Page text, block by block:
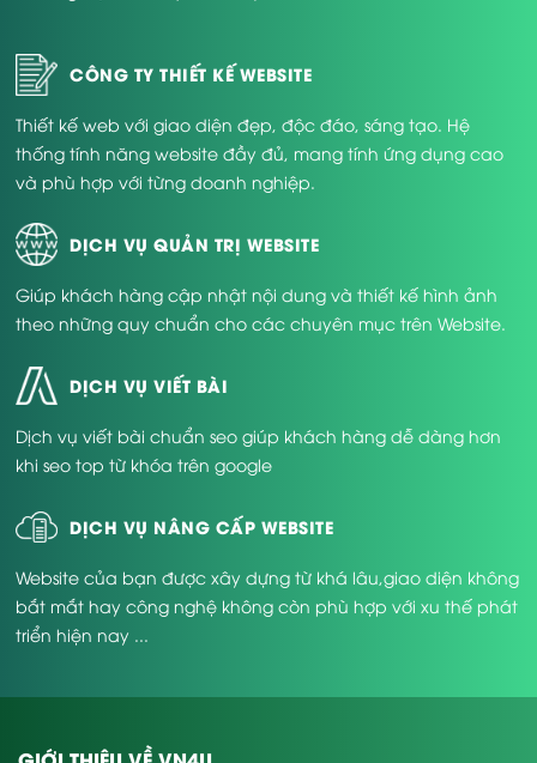
CÔNG TY THIẾT KẾ WEBSITE
Thiết kế web với giao diện đẹp, độc đáo, sáng tạo. Hệ
thống tính năng website đầy đủ, mang tính ứng dụng cao
và phù hợp với từng doanh nghiệp.
DỊCH VỤ QUẢN TRỊ WEBSITE
Giúp khách hàng cập nhật nội dung và thiết kế hình ảnh
theo những quy chuẩn cho các chuyên mục trên Website.
DỊCH VỤ VIẾT BÀI
Dịch vụ viết bài chuẩn seo giúp khách hàng dễ dàng hơn
khi seo top từ khóa trên google
DỊCH VỤ NÂNG CẤP WEBSITE
Website của bạn được xây dựng từ khá lâu,giao diện không
bắt mắt hay công nghệ không còn phù hợp với xu thế phát
triển hiện nay ...